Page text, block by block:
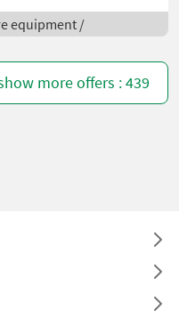
Waagen
für
equipment /
...show more offers : 439